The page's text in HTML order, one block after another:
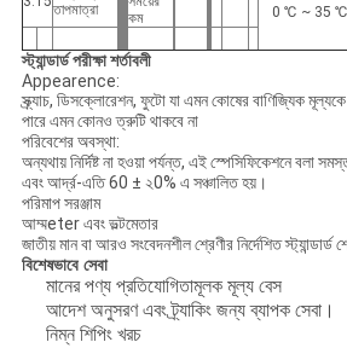
তাপমাত্রা
কম
0 ℃ ~ 35 ℃
স্ট্যান্ডার্ড পরীক্ষা শর্তাবলী
Appearence:
স্ক্র্যাচ, ডিসক্লোরেশন, ফুটো যা এমন কোষের বাণিজ্যিক
পারে এমন কোনও ত্রুটি থাকবে না
পরিবেশের অবস্থা:
অন্যথায় নির্দিষ্ট না হওয়া পর্যন্ত, এই স্পেসিফিকেশনে বলা
এবং আর্দ্র-এতি 60 ± ২0% এ সঞ্চালিত হয়।
পরিমাপ সরঞ্জাম
আম্মeter এবং ভল্টমেতার
জাতীয় মান বা আরও সংবেদনশীল শ্রেণীর নির্দেশিত স্ট্যান্ডার্ড
বিশেষভাবে সেবা
মানের পণ্য প্রতিযোগিতামূলক মূল্য বেস
আদেশ অনুসরণ এবং ট্র্যাকিং জন্য ব্যাপক সেবা।
নিম্ন শিপিং খরচ